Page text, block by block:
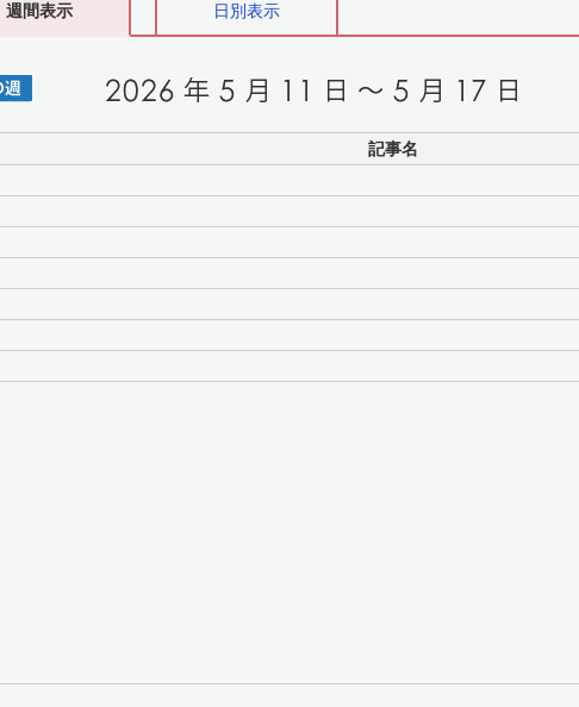
週間表示 日別表示
記事名